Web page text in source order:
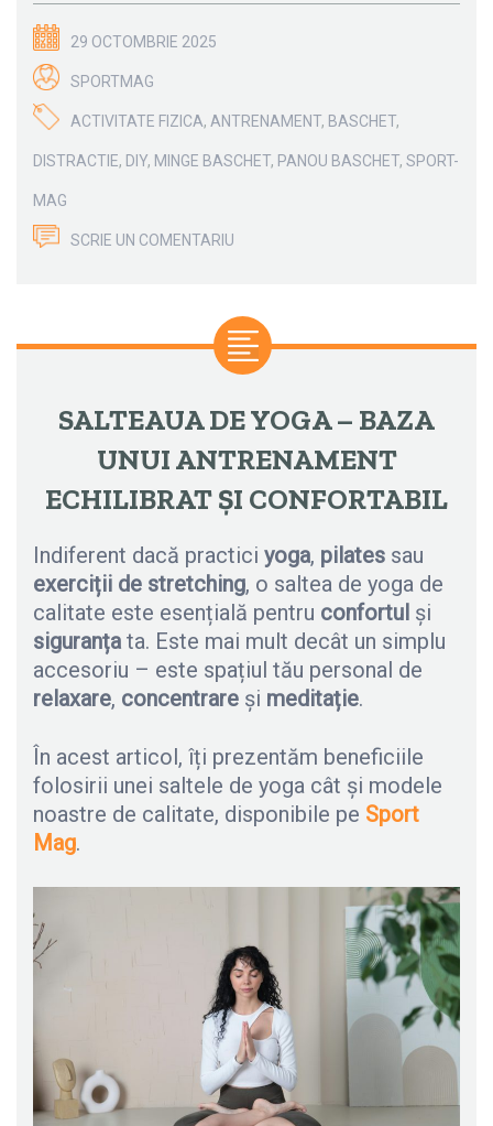
29 OCTOMBRIE 2025
SPORTMAG
ACTIVITATE FIZICA, ANTRENAMENT, BASCHET,
DISTRACTIE, DIY, MINGE BASCHET, PANOU BASCHET, SPORT-
MAG
SCRIE UN COMENTARIU
SALTEAUA DE YOGA – BAZA
UNUI ANTRENAMENT
ECHILIBRAT ȘI CONFORTABIL
Indiferent dacă practici yoga, pilates sau
exerciții de stretching, o saltea de yoga de
calitate este esențială pentru confortul și
siguranța ta. Este mai mult decât un simplu
accesoriu – este spațiul tău personal de
relaxare, concentrare și meditație.
În acest articol, îți prezentăm beneficiile
folosirii unei saltele de yoga cât și modele
noastre de calitate, disponibile pe Sport
Mag.